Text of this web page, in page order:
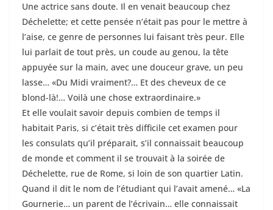
Une actrice sans doute. Il en venait beaucoup chez
Déchelette; et cette pensée n’était pas pour le mettre à
l’aise, ce genre de personnes lui faisant très peur. Elle
lui parlait de tout près, un coude au genou, la tête
appuyée sur la main, avec une douceur grave, un peu
lasse… «Du Midi vraiment?… Et des cheveux de ce
blond-là!… Voilà une chose extraordinaire.»
Et elle voulait savoir depuis combien de temps il
habitait Paris, si c’était très difficile cet examen pour
les consulats qu’il préparait, s’il connaissait beaucoup
de monde et comment il se trouvait à la soirée de
Déchelette, rue de Rome, si loin de son quartier Latin.
Quand il dit le nom de l’étudiant qui l’avait amené… «La
Gournerie… un parent de l’écrivain… elle connaissait